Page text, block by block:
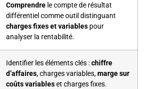
Comprendre le compte de résultat
différentiel comme outil distinguant
charges fixes et variables pour
analyser la rentabilité.
Identifier les éléments clés :chiffre
d’affaires, charges variables,marge sur
coûts variableset charges fixes.